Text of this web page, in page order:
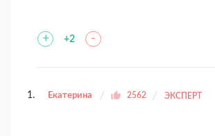
+ +2 -
Екатерина 2562 ЭКСПЕРТ